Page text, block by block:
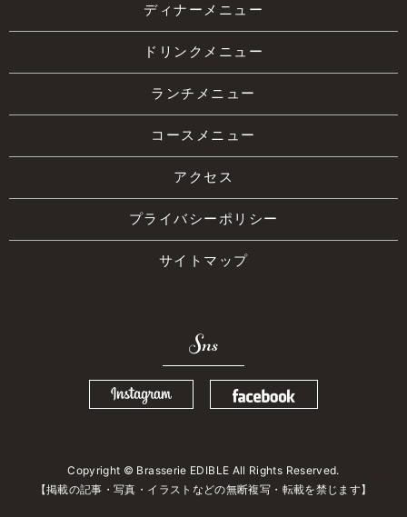
ディナーメニュー
ドリンクメニュー
ランチメニュー
コースメニュー
アクセス
プライバシーポリシー
サイトマップ
Sns
Copyright © Brasserie EDIBLE All Rights Reserved.
【掲載の記事・写真・イラストなどの無断複写・転載を禁じます】